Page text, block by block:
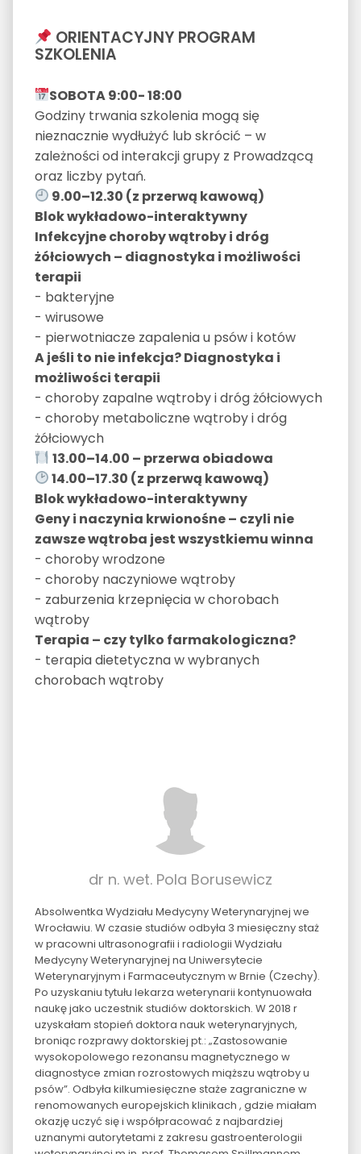
ORIENTACYJNY PROGRAM
SZKOLENIA
SOBOTA 9:00- 18:00
Godziny trwania szkolenia mogą się
nieznacznie wydłużyć lub skrócić – w
zależności od interakcji grupy z Prowadzącą
oraz liczby pytań.
9.00–12.30 (z przerwą kawową)
Blok wykładowo-interaktywny
Infekcyjne choroby wątroby i dróg
żółciowych – diagnostyka i możliwości
terapii
- bakteryjne
- wirusowe
- pierwotniacze zapalenia u psów i kotów
A jeśli to nie infekcja? Diagnostyka i
możliwości terapii
- choroby zapalne wątroby i dróg żółciowych
- choroby metaboliczne wątroby i dróg
żółciowych
13.00–14.00 – przerwa obiadowa
14.00–17.30 (z przerwą kawową)
Blok wykładowo-interaktywny
Geny i naczynia krwionośne – czyli nie
zawsze wątroba jest wszystkiemu winna
- choroby wrodzone
- choroby naczyniowe wątroby
- zaburzenia krzepnięcia w chorobach
wątroby
Terapia – czy tylko farmakologiczna?
- terapia dietetyczna w wybranych
chorobach wątroby
dr n. wet. Pola Borusewicz
Absolwentka Wydziału Medycyny Weterynaryjnej we
Wrocławiu. W czasie studiów odbyła 3 miesięczny staż
w pracowni ultrasonografii i radiologii Wydziału
Medycyny Weterynaryjnej na Uniwersytecie
Weterynaryjnym i Farmaceutycznym w Brnie (Czechy).
Po uzyskaniu tytułu lekarza weterynarii kontynuowała
naukę jako uczestnik studiów doktorskich. W 2018 r
uzyskałam stopień doktora nauk weterynaryjnych,
broniąc rozprawy doktorskiej pt.: „Zastosowanie
wysokopolowego rezonansu magnetycznego w
diagnostyce zmian rozrostowych miąższu wątroby u
psów”. Odbyła kilkumiesięczne staże zagraniczne w
renomowanych europejskich klinikach , gdzie miałam
okazję uczyć się i współpracować z najbardziej
uznanymi autorytetami z zakresu gastroenterologii